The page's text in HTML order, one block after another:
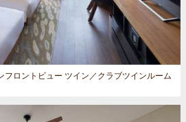
フロントビュー ツイン／クラブツインルーム